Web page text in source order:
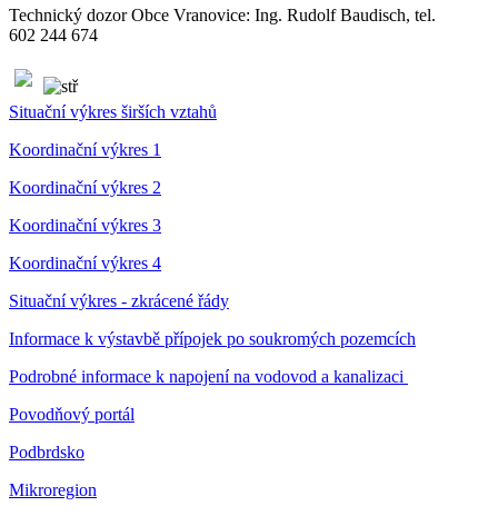
Technický dozor Obce Vranovice: Ing. Rudolf Baudisch, tel.
602 244 674
Situační výkres širších vztahů
Koordinační výkres 1
Koordinační výkres 2
Koordinační výkres 3
Koordinační výkres 4
Situační výkres - zkrácené řády
Informace k výstavbě přípojek po soukromých pozemcích
Podrobné informace k napojení na vodovod a kanalizaci
Povodňový portál
Podbrdsko
Mikroregion